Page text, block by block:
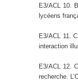
E3/ACL 10.
lycéens
E3/ACL 11.
interaction
E3/ACL 12.
recherche.